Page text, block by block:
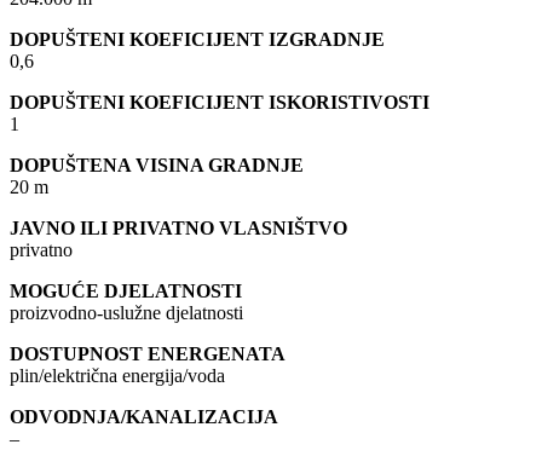
DOPUŠTENI KOEFICIJENT IZGRADNJE
0,6
DOPUŠTENI KOEFICIJENT ISKORISTIVOSTI
1
DOPUŠTENA VISINA GRADNJE
20 m
JAVNO ILI PRIVATNO VLASNIŠTVO
privatno
MOGUĆE DJELATNOSTI
proizvodno-uslužne djelatnosti
DOSTUPNOST ENERGENATA
plin/električna energija/voda
ODVODNJA/KANALIZACIJA
–